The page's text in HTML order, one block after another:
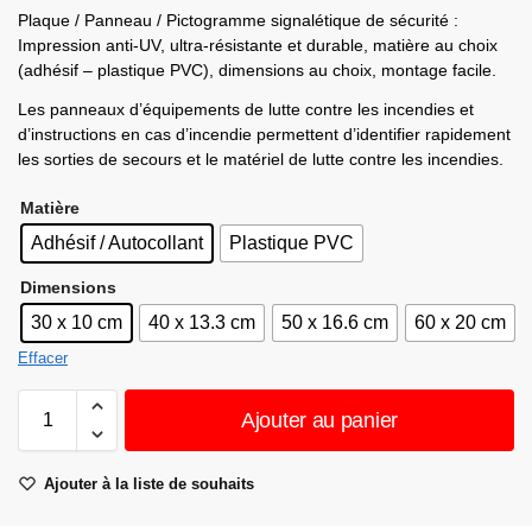
Plaque / Panneau / Pictogramme signalétique de sécurité :
Impression anti-UV, ultra-résistante et durable, matière au choix
(adhésif – plastique PVC), dimensions au choix, montage facile.
Les panneaux d’équipements de lutte contre les incendies et
d’instructions en cas d’incendie permettent d’identifier rapidement
les sorties de secours et le matériel de lutte contre les incendies.
Matière
Adhésif / Autocollant Plastique PVC
Dimensions
30 x 10 cm 40 x 13.3 cm 50 x 16.6 cm 60 x 20 cm
Effacer
Ajouter au panier
Ajouter à la liste de souhaits